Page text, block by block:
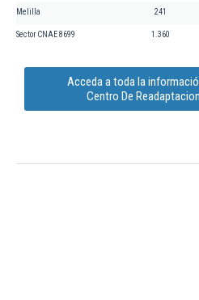
Melilla 241
Sector CNAE 8699 1.360
Acceda a toda la
Centro De